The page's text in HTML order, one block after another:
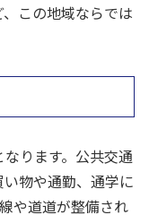
この地域ならでは
ります。公共交通
物や通勤、通学に
や道道が整備され